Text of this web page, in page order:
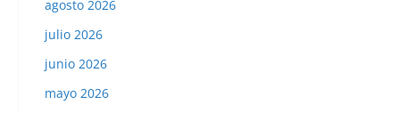
agosto 2026
julio 2026
junio 2026
mayo 2026